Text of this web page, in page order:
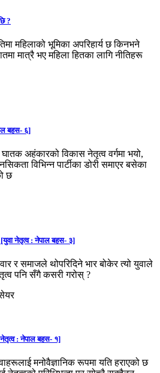
?
महिलाको भूमिका अपरिहार्य छ किनभने
मात्रै भए महिला हितका लागि नीतिहरू
बहस- ६]
अहंकारको विकास नेतृत्व वर्गमा भयो,
विभिन्न पार्टीका डोरी समाएर बसेका
छ
नेतृत्व : नेपाल बहस- ३]
र समाजले थोपरिदिने भार बोकेर त्यो युवाले
पनि सँगै कसरी गरोस् ?
नेतृत्व : नेपाल बहस- १]
मनोवैज्ञानिक रूपमा यति हराएको छ